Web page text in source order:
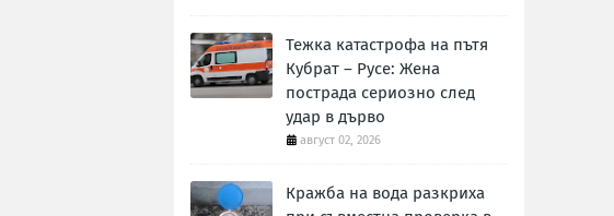
Тежка катастрофа на пътя
Кубрат – Русе: Жена
пострада сериозно след
удар в дърво
август 02, 2026
Кражба на вода разкриха